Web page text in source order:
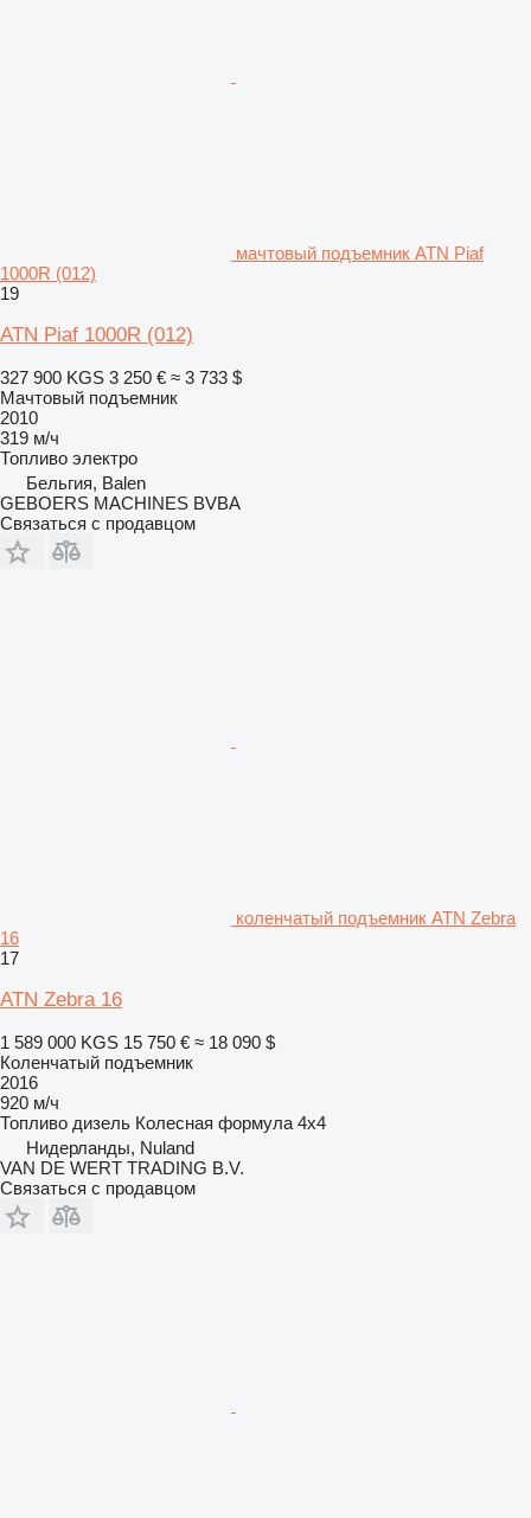
мачтовый подъемник ATN Piaf
1000R (012)
19
ATN Piaf 1000R (012)
327 900 KGS 3 250 € ≈ 3 733 $
Мачтовый подъемник
2010
319 м/ч
Топливо электро
Бельгия, Balen
GEBOERS MACHINES BVBA
Связаться с продавцом
коленчатый подъемник ATN Zebra
16
17
ATN Zebra 16
1 589 000 KGS 15 750 € ≈ 18 090 $
Коленчатый подъемник
2016
920 м/ч
Топливо дизель Колесная формула 4x4
Нидерланды, Nuland
VAN DE WERT TRADING B.V.
Связаться с продавцом